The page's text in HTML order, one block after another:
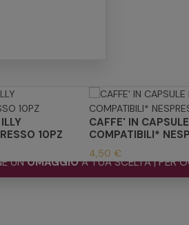
10PZ
CAFFE' IN
COMPATIBILI*
4,50 €
A TUA SCELTA | PER OGNI